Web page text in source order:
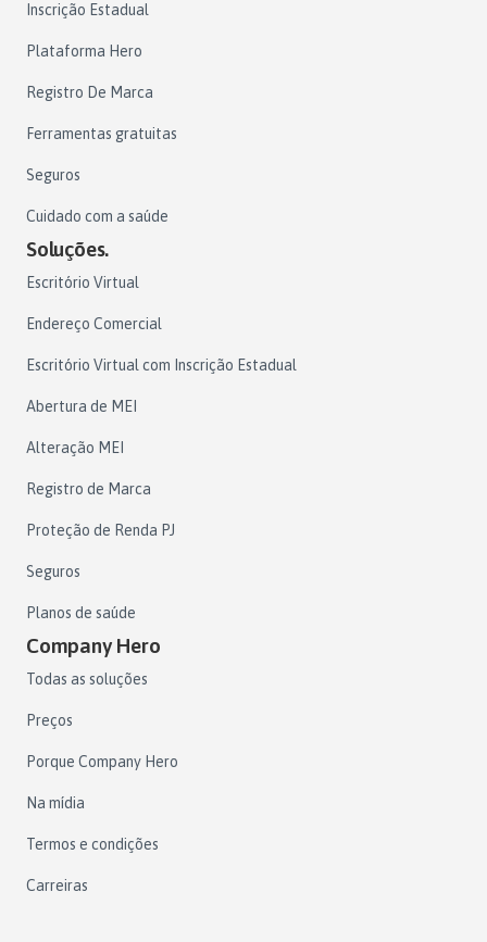
Inscrição Estadual
Plataforma Hero
Registro De Marca
Ferramentas gratuitas
Seguros
Cuidado com a saúde
Soluções.
Escritório Virtual
Endereço Comercial
Escritório Virtual com Inscrição Estadual
Abertura de MEI
Alteração MEI
Registro de Marca
Proteção de Renda PJ
Seguros
Planos de saúde
Company Hero
Todas as soluções
Preços
Porque Company Hero
Na mídia
Termos e condições
Carreiras